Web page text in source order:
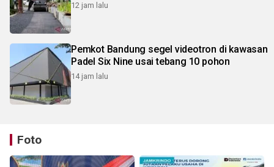
12 jam lalu
Pemkot Bandung segel videotron di kawasan
Padel Six Nine usai tebang 10 pohon
14 jam lalu
Foto